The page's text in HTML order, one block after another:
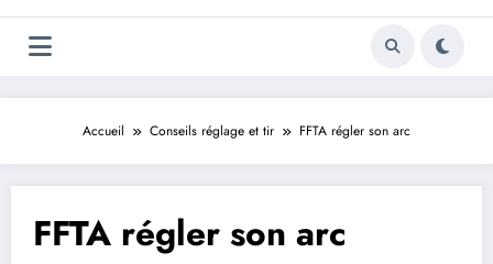
Accueil Conseils réglage et tir FFTA régler son arc
FFTA régler son arc